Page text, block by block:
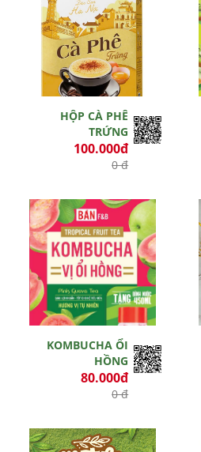
HỘP CÀ PHÊ
TRỨNG
100.000đ
0 đ
KOMBUCHA ỔI
HỒNG
80.000đ
0 đ